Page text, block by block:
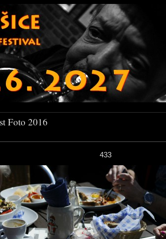
Foto 2016
433